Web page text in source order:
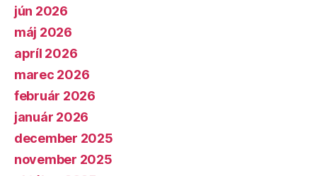
jún 2026
máj 2026
apríl 2026
marec 2026
február 2026
január 2026
december 2025
november 2025